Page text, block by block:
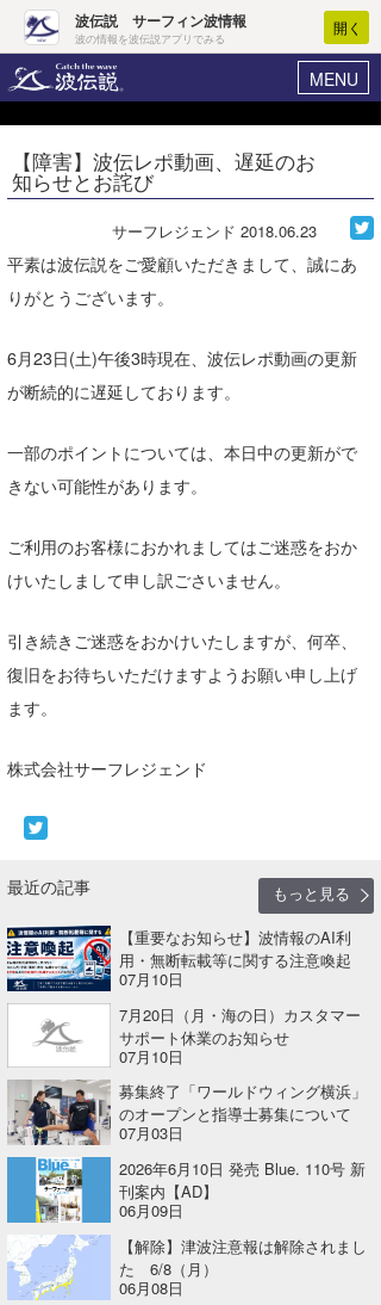
波伝説 サーフィン波情報
波の情報を波伝説アプリでみる
開く
MENU
ヘルプ マイホーム
ログイン
新規会員登録
波情報･概況
気象情報
サーフィンエリアガイド
今月のプレゼント
【障害】波伝レポ動画、遅延のお
知らせとお詫び
サーフレジェンド 2018.06.23
平素は波伝説をご愛顧いただきまして、誠にあ
りがとうございます。
6月23日(土)午後3時現在、波伝レポ動画の更新
が断続的に遅延しております。
一部のポイントについては、本日中の更新がで
きない可能性があります。
ご利用のお客様におかれましてはご迷惑をおか
けいたしまして申し訳ごさいません。
引き続きご迷惑をおかけいたしますが、何卒、
復旧をお待ちいただけますようお願い申し上げ
ます。
株式会社サーフレジェンド
最近の記事
もっと見る
【重要なお知らせ】波情報のAI利
用・無断転載等に関する注意喚起
07月10日
7月20日（月・海の日）カスタマー
サポート休業のお知らせ
07月10日
募集終了「ワールドウィング横浜」
のオープンと指導士募集について
07月03日
2026年6月10日 発売 Blue. 110号 新
刊案内【AD】
06月09日
【解除】津波注意報は解除されまし
た 6/8（月）
06月08日
Core Surf Japan
ファッション/グッズ
アート＆エンタメ
コラム
トラベル
ショップ情報
ショップ情報
湘南
伊豆
お知らせ
ルール＆How to
ライター/寄稿メディア
Core Surf Japan
Naoya Kimoto
mitsuteru Kamio
Yasunari Inoue
Yoshiyuki Obata
メディア
SURFMEDIA
Colors MAGAZINE
WAVAL
波伝説アンバサダー/プロライダー
福島寿実子
中浦“JET”章
波伝説スタッフ
☆加藤
波伝説